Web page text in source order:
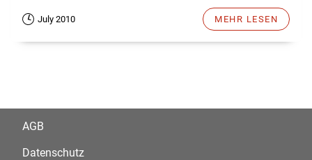
July 2010 MEHR LESEN
AGB
Datenschutz